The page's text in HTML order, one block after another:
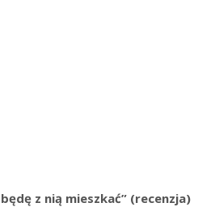
z nią mieszkać” (recenzja)